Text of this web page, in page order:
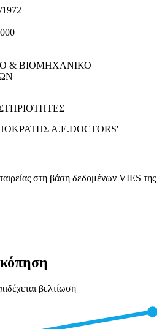
1972
& ΒΙΟΜΗΧΑΝΙΚΟ
Α.Ε.DOCTORS'
στη βάση δεδομένων VIES της
βελτίωση